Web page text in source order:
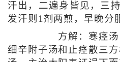
汗出，二遍身皆见，三
发汗则1剂两煎，早晚分
方解：寒痉汤
细辛附子汤和止痉散三